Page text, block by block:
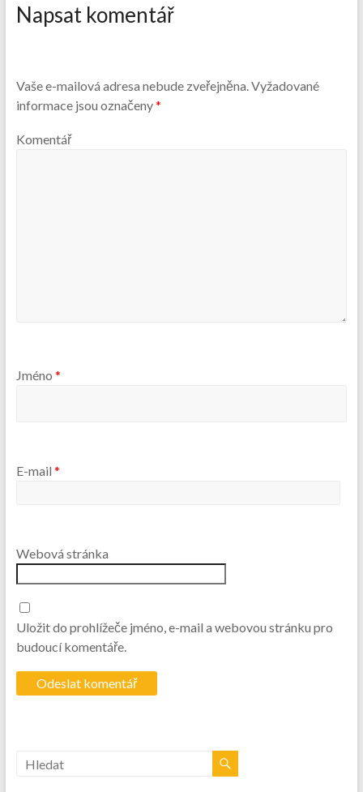
Napsat komentář
Vaše e-mailová adresa nebude zveřejněna.Vyžadované
informace jsou označeny*
Komentář
Jméno *
E-mail *
Webová stránka
Uložit do prohlížeče jméno, e-mail a webovou stránku pro
budoucí komentáře.